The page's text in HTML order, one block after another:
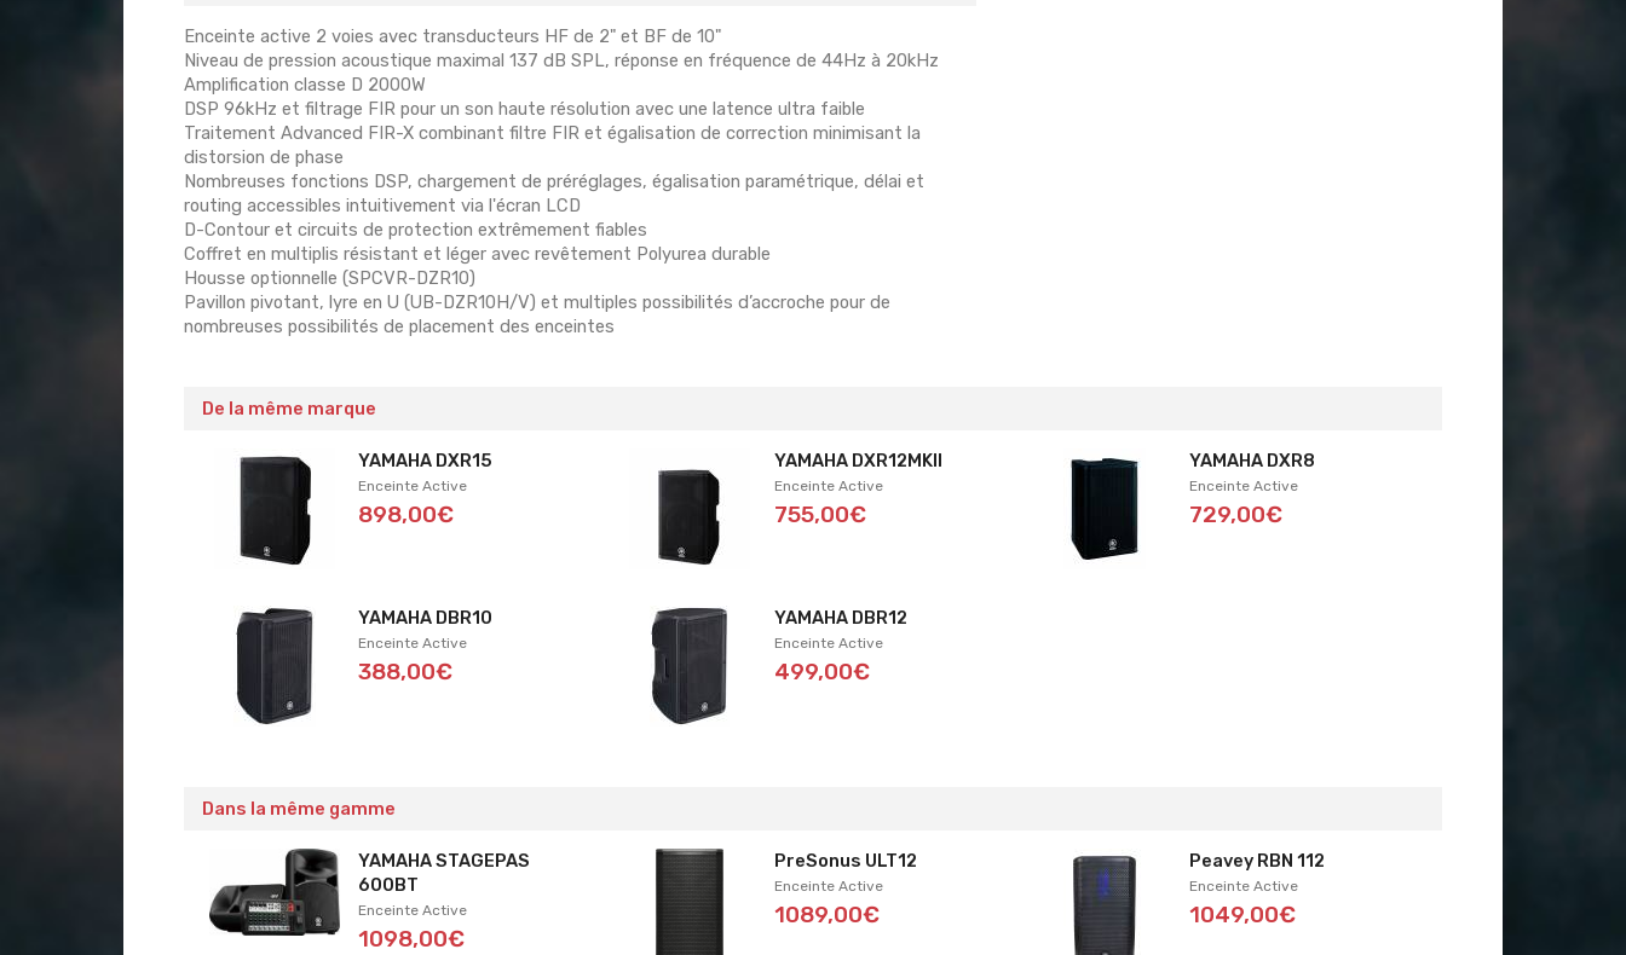
Enceinte active 2 voies avec transducteurs HF de 2" et BF de 10"
Niveau de pression acoustique maximal 137 dB SPL, réponse en fréquence de 44Hz à 20kHz
Amplification classe D 2000W
DSP 96kHz et filtrage FIR pour un son haute résolution avec une latence ultra faible
Traitement Advanced FIR-X combinant filtre FIR et égalisation de correction minimisant la
distorsion de phase
Nombreuses fonctions DSP, chargement de préréglages, égalisation paramétrique, délai et
routing accessibles intuitivement via l'écran LCD
D-Contour et circuits de protection extrêmement fiables
Coffret en multiplis résistant et léger avec revêtement Polyurea durable
Housse optionnelle (SPCVR-DZR10)
Pavillon pivotant, lyre en U (UB-DZR10H/V) et multiples possibilités d’accroche pour de
nombreuses possibilités de placement des enceintes
De la même marque
YAMAHA DXR15
Enceinte Active
898,00€
YAMAHA DXR12MKII
Enceinte Active
755,00€
YAMAHA DXR8
Enceinte Active
729,00€
YAMAHA DBR10
Enceinte Active
388,00€
YAMAHA DBR12
Enceinte Active
499,00€
Dans la même gamme
YAMAHA STAGEPAS
600BT
Enceinte Active
1098,00€
PreSonus ULT12
Enceinte Active
1089,00€
Peavey RBN 112
Enceinte Active
1049,00€